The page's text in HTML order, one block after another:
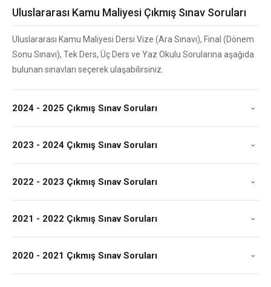
Uluslararası Kamu Maliyesi Çıkmış Sınav Soruları
Uluslararası Kamu Maliyesi Dersi Vize (Ara Sınavı), Final (Dönem
Sonu Sınavı), Tek Ders, Üç Ders ve Yaz Okulu Sorularına aşağıda
bulunan sınavları seçerek ulaşabilirsiniz.
2024 - 2025 Çıkmış Sınav Soruları
2023 - 2024 Çıkmış Sınav Soruları
2022 - 2023 Çıkmış Sınav Soruları
2021 - 2022 Çıkmış Sınav Soruları
2020 - 2021 Çıkmış Sınav Soruları